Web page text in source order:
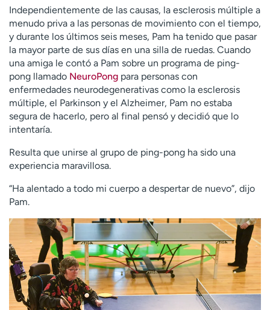
Independientemente de las causas, la esclerosis múltiple a
menudo priva a las personas de movimiento con el tiempo,
y durante los últimos seis meses, Pam ha tenido que pasar
la mayor parte de sus días en una silla de ruedas. Cuando
una amiga le contó a Pam sobre un programa de ping-
pong llamado NeuroPong para personas con
enfermedades neurodegenerativas como la esclerosis
múltiple, el Parkinson y el Alzheimer, Pam no estaba
segura de hacerlo, pero al final pensó y decidió que lo
intentaría.
Resulta que unirse al grupo de ping-pong ha sido una
experiencia maravillosa.
“Ha alentado a todo mi cuerpo a despertar de nuevo”, dijo
Pam.